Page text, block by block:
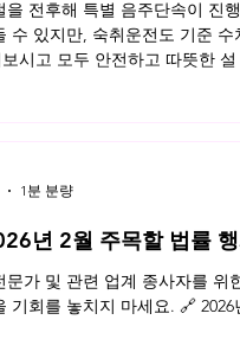
을 전후해 특별 음주단속이 진
수 있지만, 숙취운전도 기준
시고 모두 안전하고 따뜻한
년 2월 주목할 법률
문가 및 관련 업계 종사자를 위
기회를 놓치지 마세요. 🔗
1분 분량